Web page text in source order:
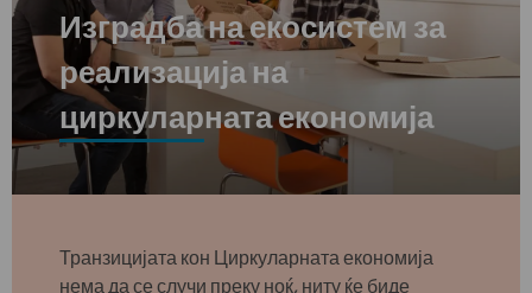
Изградба на екосистем за
реализација на
циркуларната економија
Транзицијата кон Циркуларната економија
нема да се случи преку ноќ, ниту ќе биде